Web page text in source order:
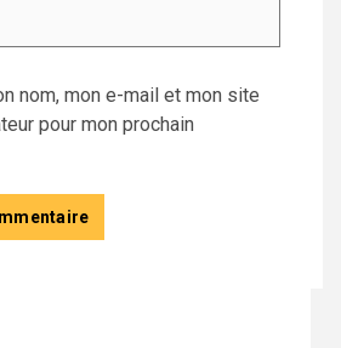
nom, mon e-mail et mon site
pour mon prochain